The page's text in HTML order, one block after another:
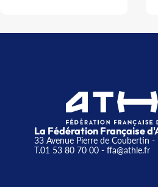
La Fédération Française
33 Avenue Pierre de Coubertin -
T.01 53 80 70 00- ffa@athle.fr